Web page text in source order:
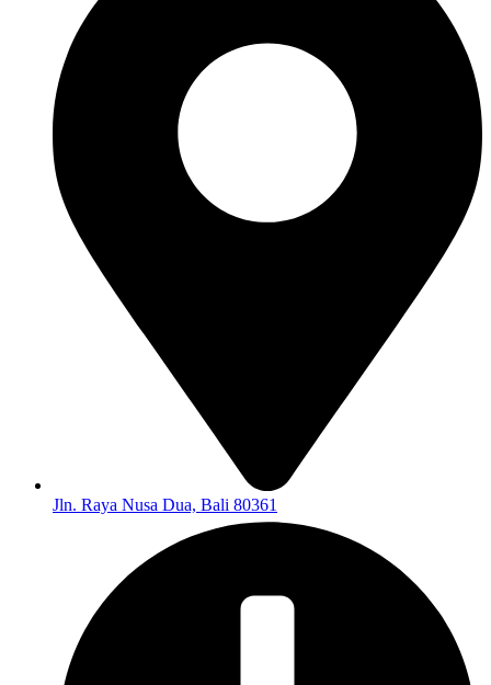
Jln. Raya Nusa Dua, Bali 80361